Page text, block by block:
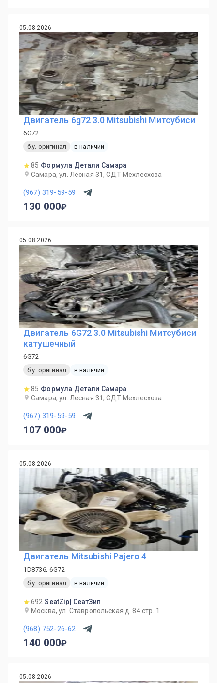
05.08.2026
Двигатель 6g72 3.0 Mitsubishi Митсубиси
6G72
б.у. оригинал
в наличии
85 Формула Детали Самара
Самара, ул. Лесная 31, СДТ Мехлесхоза
(967) 319-59-59
130 000
05.08.2026
Двигатель 6G72 3.0 Mitsubishi Митсубиси
катушечный
6G72
б.у. оригинал
в наличии
85 Формула Детали Самара
Самара, ул. Лесная 31, СДТ Мехлесхоза
(967) 319-59-59
107 000
05.08.2026
Двигатель Mitsubishi Pajero 4
1D8736, 6G72
б.у. оригинал
в наличии
692 SeatZip| СеатЗип
Москва, ул. Ставропольская д. 84 стр. 1
(968) 752-26-62
140 000
05.08.2026